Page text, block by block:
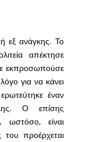
εξ ανάγκης. Το
απέκτησε
εκπροσωπούσε
για να κάνει
έναν
Ο επίσης
ωστόσο, είναι
προέρχεται